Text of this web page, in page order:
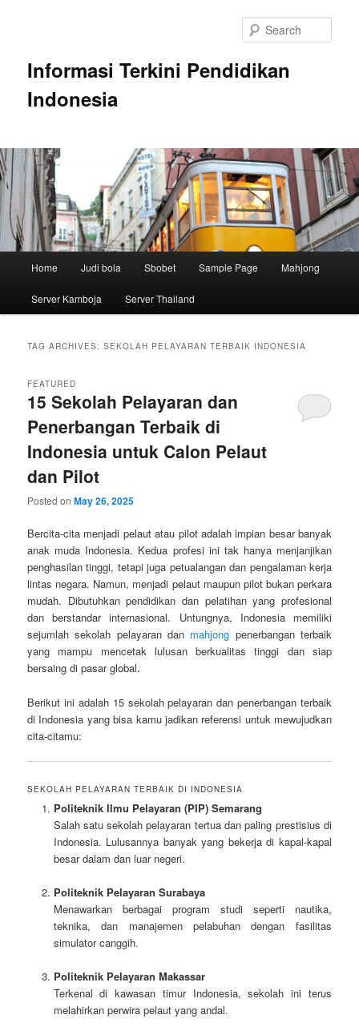
Informasi Terkini Pendidikan
Indonesia
Home Judi bola Sbobet Sample Page Mahjong
Server Kamboja Server Thailand
TAG ARCHIVES:SEKOLAH PELAYARAN TERBAIK INDONESIA
15 Sekolah Pelayaran dan
Penerbangan Terbaik di
Indonesia untuk Calon Pelaut
dan Pilot
FEATURED
Posted onMay 26, 2025
Bercita-cita menjadi pelaut atau pilot adalah impian besar banyak
anak muda Indonesia. Kedua profesi ini tak hanya menjanjikan
penghasilan tinggi, tetapi juga petualangan dan pengalaman kerja
lintas negara. Namun, menjadi pelaut maupun pilot bukan perkara
mudah. Dibutuhkan pendidikan dan pelatihan yang profesional
dan berstandar internasional. Untungnya, Indonesia memiliki
sejumlah sekolah pelayaran dan mahjong penerbangan terbaik
yang mampu mencetak lulusan berkualitas tinggi dan siap
bersaing di pasar global.
Berikut ini adalah 15 sekolah pelayaran dan penerbangan terbaik
di Indonesia yang bisa kamu jadikan referensi untuk mewujudkan
cita-citamu:
SEKOLAH PELAYARAN TERBAIK DI INDONESIA
Politeknik Ilmu Pelayaran (PIP) Semarang
Salah satu sekolah pelayaran tertua dan paling prestisius di
Indonesia. Lulusannya banyak yang bekerja di kapal-kapal
besar dalam dan luar negeri.
Politeknik Pelayaran Surabaya
Menawarkan berbagai program studi seperti nautika,
teknika, dan manajemen pelabuhan dengan fasilitas
simulator canggih.
Politeknik Pelayaran Makassar
Terkenal di kawasan timur Indonesia, sekolah ini terus
melahirkan perwira pelaut yang andal.